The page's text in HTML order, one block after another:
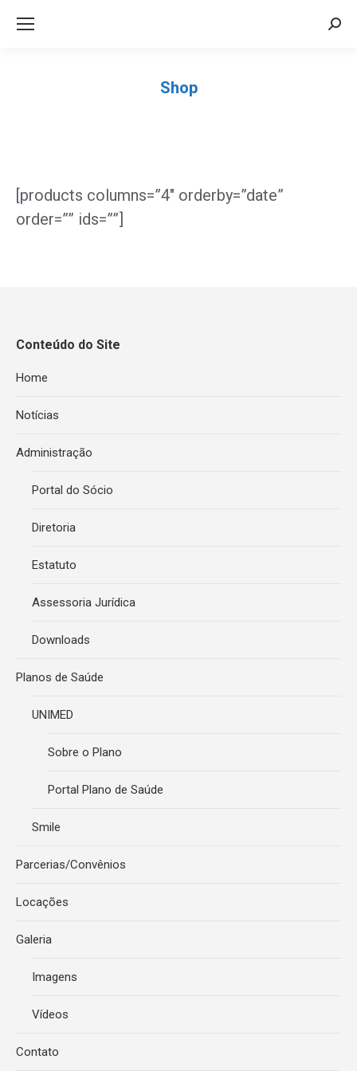
Shop
[products columns=”4″ orderby=”date”
order=”” ids=””]
Conteúdo do Site
Home
Notícias
Administração
Portal do Sócio
Diretoria
Estatuto
Assessoria Jurídica
Downloads
Planos de Saúde
UNIMED
Sobre o Plano
Portal Plano de Saúde
Smile
Parcerias/Convênios
Locações
Galeria
Imagens
Vídeos
Contato